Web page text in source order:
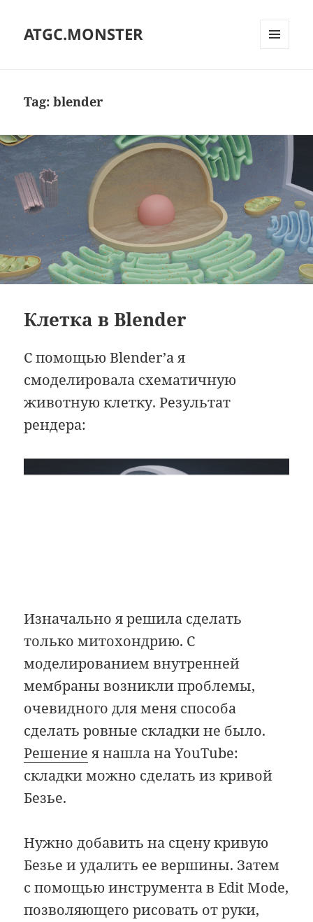
ATGC.MONSTER
Tag:blender
Клетка в Blender
С помощью Blender’а я
смоделировала схематичную
животную клетку. Результат
рендера:
Изначально я решила сделать
только митохондрию. С
моделированием внутренней
мембраны возникли проблемы,
очевидного для меня способа
сделать ровные складки не было.
Решение я нашла на YouTube:
складки можно сделать из кривой
Безье.
Нужно добавить на сцену кривую
Безье и удалить ее вершины. Затем
с помощью инструмента в Edit Mode,
позволяющего рисовать от руки,